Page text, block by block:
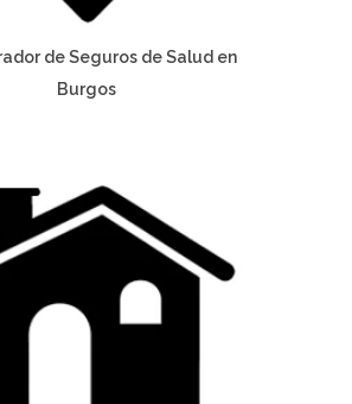
de Seguros de Salud en
Burgos